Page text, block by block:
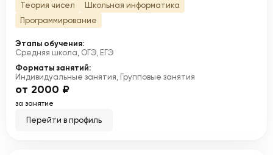
Теория чисел
Школьная информатика
Программирование
Этапы обучения:
Средняя школа, ОГЭ, ЕГЭ
Форматы занятий:
Индивидуальные занятия, Групповые занятия
от 2000 ₽
за занятие
Перейти в профиль